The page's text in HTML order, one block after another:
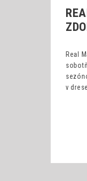
Real
v